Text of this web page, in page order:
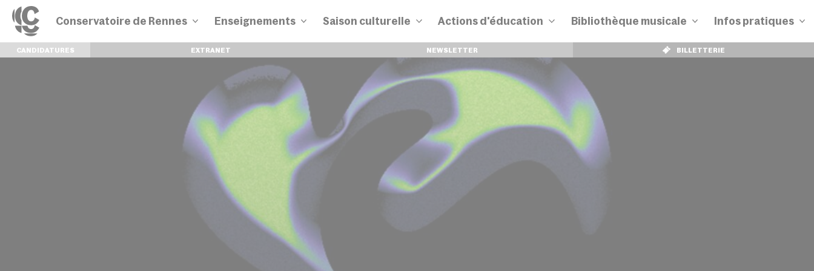
Conservatoire de Rennes Enseignements Saison culturelle Actions d'éducation Bibliothèque musicale Infos pratiques
CANDIDATURES EXTRANET NEWSLETTER BILLETTERIE